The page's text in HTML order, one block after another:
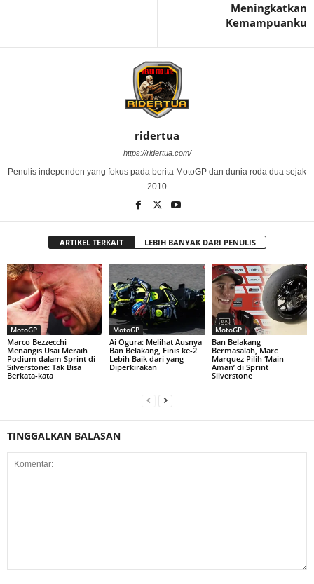
Meningkatkan
Kemampuanku
ridertua
https://ridertua.com/
Penulis independen yang fokus pada berita MotoGP dan dunia roda dua sejak
2010
ARTIKEL TERKAIT LEBIH BANYAK DARI PENULIS
MotoGP
Marco Bezzecchi
Menangis Usai Meraih
Podium dalam Sprint di
Silverstone: Tak Bisa
Berkata-kata
MotoGP
Ai Ogura: Melihat Ausnya
Ban Belakang, Finis ke-2
Lebih Baik dari yang
Diperkirakan
MotoGP
Ban Belakang
Bermasalah, Marc
Marquez Pilih ‘Main
Aman’ di Sprint
Silverstone
TINGGALKAN BALASAN